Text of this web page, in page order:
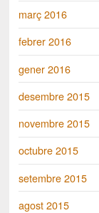
març 2016
febrer 2016
gener 2016
desembre 2015
novembre 2015
octubre 2015
setembre 2015
agost 2015